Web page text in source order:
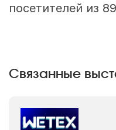
посетителей из
Связанные